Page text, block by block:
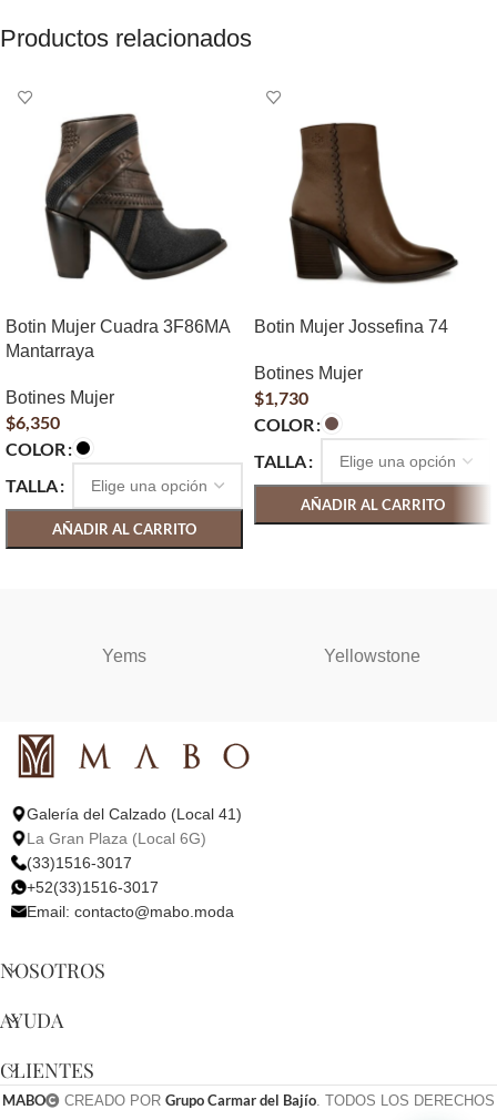
Productos relacionados
Botin Mujer Cuadra 3F86MA
Mantarraya
Botines Mujer
$6,350
COLOR
TALLA
AÑADIR AL CARRITO
Botin Mujer Jossefina 74
Botines Mujer
$1,730
COLOR
TALLA
AÑADIR AL CARRITO
Yems Yellowstone
Galería del Calzado (Local 41)
La Gran Plaza (Local 6G)
(33)1516-3017
+52(33)1516-3017
Email: contacto@mabo.moda
NOSOTROS
AYUDA
CLIENTES
MABO CREADO POR Grupo Carmar del Bajío . TODOS LOS DERECHOS